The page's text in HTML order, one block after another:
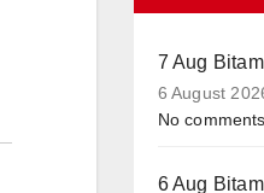
7 Aug
6 August
No comments
6 Aug